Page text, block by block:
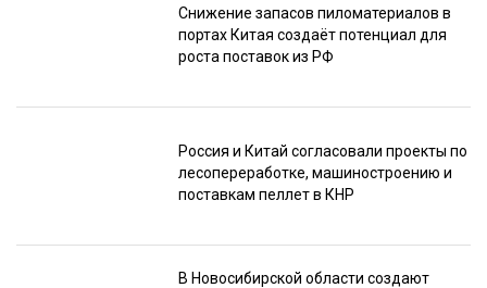
Снижение запасов пиломатериалов в
портах Китая создаёт потенциал для
роста поставок из РФ
Россия и Китай согласовали проекты по
лесопереработке, машиностроению и
поставкам пеллет в КНР
В Новосибирской области создают